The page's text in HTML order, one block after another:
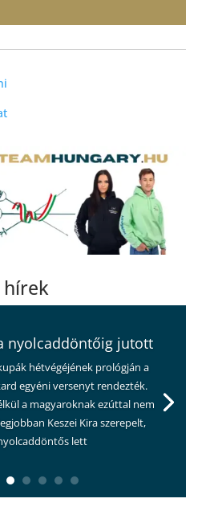
hírek
nyolcaddöntőig jutott
hétvégéjének prológján a
egyéni versenyt rendezték.
a magyaroknak ezúttal nem
Keszei Kira szerepelt,
lett